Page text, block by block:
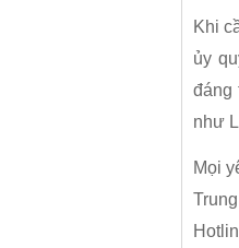
Khi
ủy
đáng
như
Mọi